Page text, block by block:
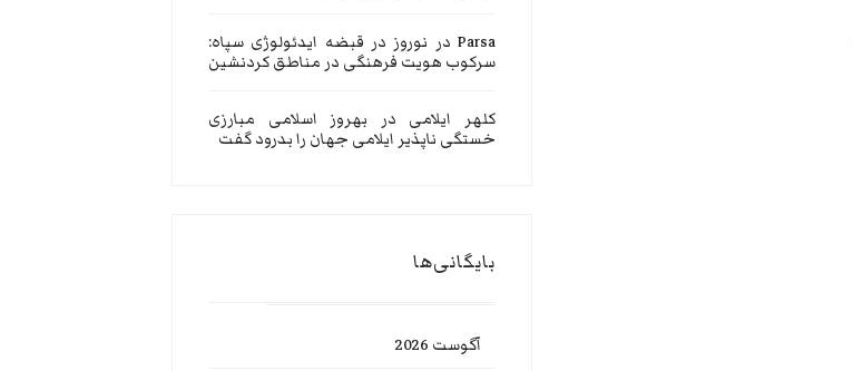
Parsaدر نوروز در قبضه ایدئولوژی سپاه:
سرکوب هویت فرهنگی در مناطق کردنشین
کلهر ایلامی در بهروز اسلامی مبارزی
خستگی ناپذیر ایلامی جهان را بدرود گفت
بایگانی‌ها
آگوست 2026